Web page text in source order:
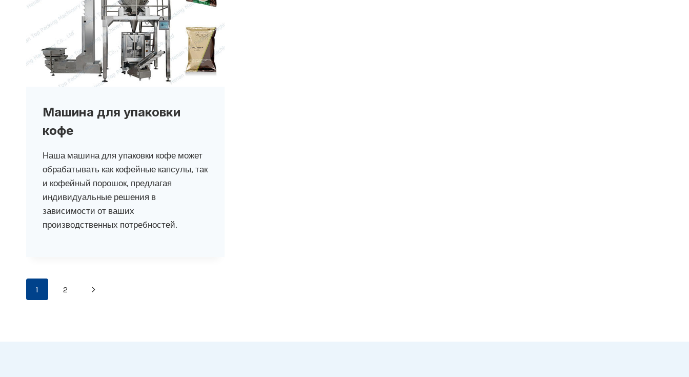
Машина для упаковки
кофе
Наша машина для упаковки кофе может
обрабатывать как кофейные капсулы, так
и кофейный порошок, предлагая
индивидуальные решения в
зависимости от ваших
производственных потребностей.
Навигация
1 2
Следующая